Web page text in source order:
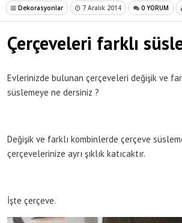
Dekorasyonlar 7 Aralık 2014 0 YORUM
Çerçeveleri farklı
Evlerinizde bulunan çerçeveleri değişik ve
süslemeye ne dersiniz ?
Değişik ve farklı kombinlerde çerçeve
çerçevelerinize ayrı şıklık katıcaktır.
İşte çerçeve.